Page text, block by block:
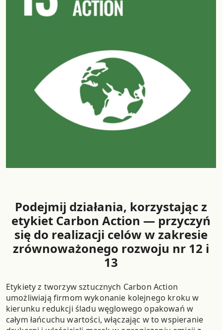
Podejmij działania, korzystając z
etykiet Carbon Action — przyczyń
się do realizacji celów w zakresie
zrównoważonego rozwoju nr 12 i
13
Etykiety z tworzyw sztucznych Carbon Action
umożliwiają firmom wykonanie kolejnego kroku w
kierunku redukcji śladu węglowego opakowań w
całym łańcuchu wartości, włączając w to wspieranie